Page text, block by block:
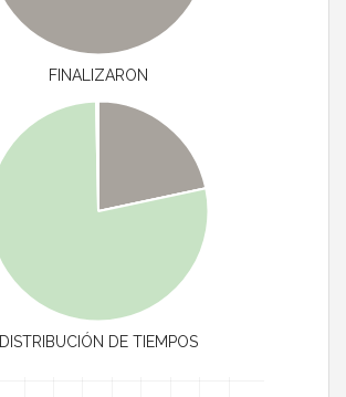
FINALIZARON
DISTRIBUCIÓN DE TIEMPOS